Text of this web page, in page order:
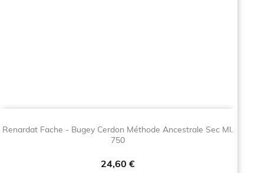
Renardat Fache - Bugey Cerdon Méthode Ancestrale Sec Ml.
750
Prezzo
24,60 €